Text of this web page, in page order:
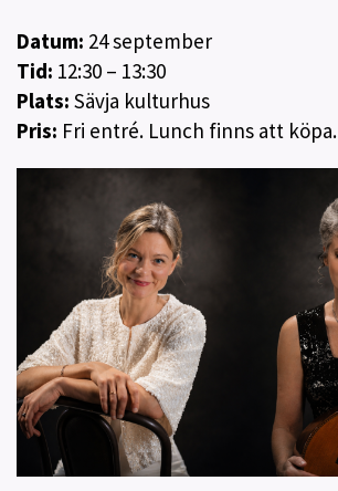
Datum: 24september
Tid: 12:30 – 13:30
Plats: Sävja kulturhus
Pris: Fri entré. Lunch finns att köpa.